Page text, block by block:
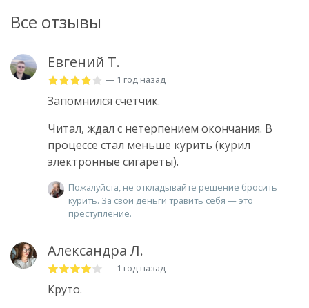
Все отзывы
Евгений Т.
— 1 год назад
Запомнился счётчик.
Читал, ждал с нетерпением окончания. В
процессе стал меньше курить (курил
электронные сигареты).
Пожалуйста, не откладывайте решение бросить
курить. За свои деньги травить себя — это
преступление.
Александра Л.
— 1 год назад
Круто.